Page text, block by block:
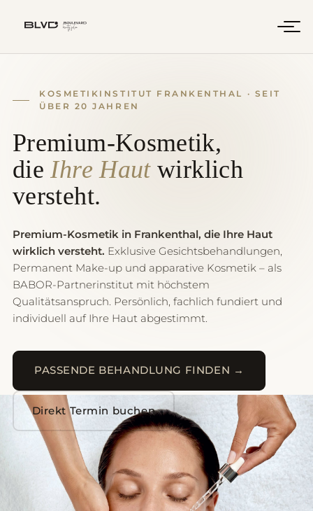
KOSMETIKINSTITUT FRANKENTHAL · SEIT
ÜBER 20 JAHREN
Premium-Kosmetik,
dieIhre Hautwirklich
versteht.
Premium-Kosmetik in Frankenthal, die Ihre Haut
wirklich versteht. Exklusive Gesichtsbehandlungen,
Permanent Make-up und apparative Kosmetik – als
BABOR-Partnerinstitut mit höchstem
Qualitätsanspruch. Persönlich, fachlich fundiert und
individuell auf Ihre Haut abgestimmt.
PASSENDE BEHANDLUNG FINDEN →
Direkt Termin buchen